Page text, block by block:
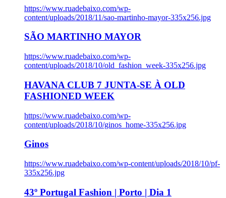
https://www.ruadebaixo.com/wp-
content/uploads/2018/11/sao-martinho-mayor-335x256.jpg
SÃO MARTINHO MAYOR
https://www.ruadebaixo.com/wp-
content/uploads/2018/10/old_fashion_week-335x256.jpg
HAVANA CLUB 7 JUNTA-SE À OLD
FASHIONED WEEK
https://www.ruadebaixo.com/wp-
content/uploads/2018/10/ginos_home-335x256.jpg
Ginos
https://www.ruadebaixo.com/wp-content/uploads/2018/10/pf-
335x256.jpg
43º Portugal Fashion | Porto | Dia 1